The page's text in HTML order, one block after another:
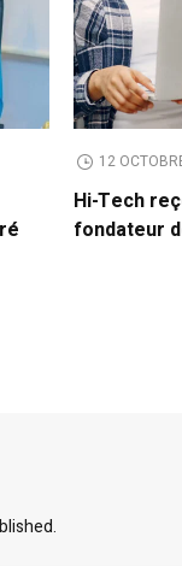
12
Hi-Tech
fondateur